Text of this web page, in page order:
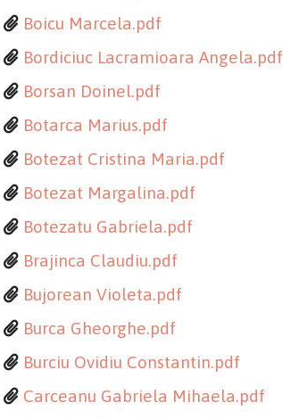
Boicu Marcela.pdf
Bordiciuc Lacramioara Angela.pdf
Borsan Doinel.pdf
Botarca Marius.pdf
Botezat Cristina Maria.pdf
Botezat Margalina.pdf
Botezatu Gabriela.pdf
Brajinca Claudiu.pdf
Bujorean Violeta.pdf
Burca Gheorghe.pdf
Burciu Ovidiu Constantin.pdf
Carceanu Gabriela Mihaela.pdf